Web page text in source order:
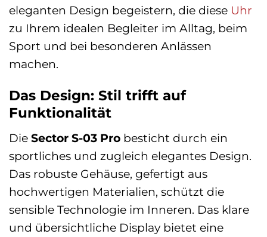
eleganten Design begeistern, die diese Uhr
zu Ihrem idealen Begleiter im Alltag, beim
Sport und bei besonderen Anlässen
machen.
Das Design: Stil trifft auf
Funktionalität
Die Sector S-03 Pro besticht durch ein
sportliches und zugleich elegantes Design.
Das robuste Gehäuse, gefertigt aus
hochwertigen Materialien, schützt die
sensible Technologie im Inneren. Das klare
und übersichtliche Display bietet eine